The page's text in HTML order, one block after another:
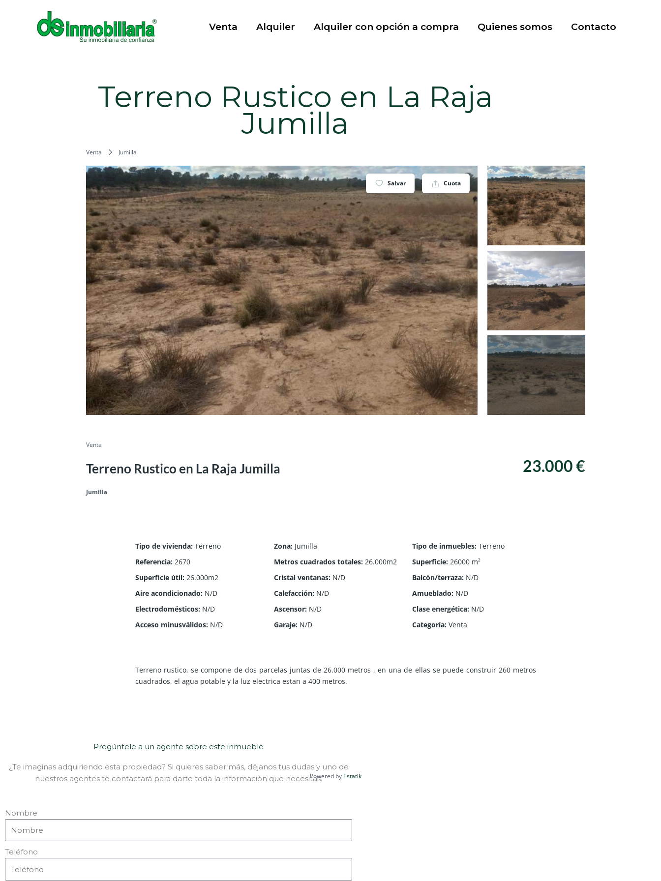
contenido
Venta Alquiler Alquiler con opción a compra Quienes somos Contacto
Terreno Rustico en La Raja
Jumilla
Venta Jumilla
Salvar Cuota
Venta
Terreno Rustico en La Raja Jumilla
Jumilla
23.000 €
Tipo de vivienda: Terreno Zona: Jumilla Tipo de inmuebles: Terreno
Referencia: 2670 Metros cuadrados totales: 26.000m2 Superficie: 26000 m²
Superficie útil: 26.000m2 Cristal ventanas: N/D Balcón/terraza: N/D
Aire acondicionado: N/D Calefacción: N/D Amueblado: N/D
Electrodomésticos: N/D Ascensor: N/D Clase energética: N/D
Acceso minusválidos: N/D Garaje: N/D Categoría: Venta
Terreno rustico, se compone de dos parcelas juntas de 26.000 metros , en una de ellas se puede construir 260 metros
cuadrados, el agua potable y la luz electrica estan a 400 metros.
Powered by Estatik
Pregúntele a un agente sobre este inmueble
¿Te imaginas adquiriendo esta propiedad? Si quieres saber más, déjanos tus dudas y uno de
nuestros agentes te contactará para darte toda la información que necesitas.
Nombre
Teléfono